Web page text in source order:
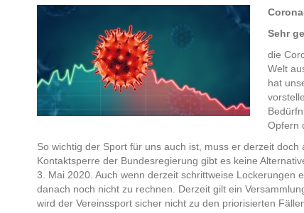
Sehr
die
Welt
hat
Opfern
So wichtig der Sport für uns auch ist, muss er derzeit
Kontaktsperre der Bundesregierung gibt es keine
3. Mai 2020. Auch wenn derzeit schrittweise Lockerungen
danach noch nicht zu rechnen. Derzeit gilt ein
wird der Vereinssport sicher nicht zu den priorisierten